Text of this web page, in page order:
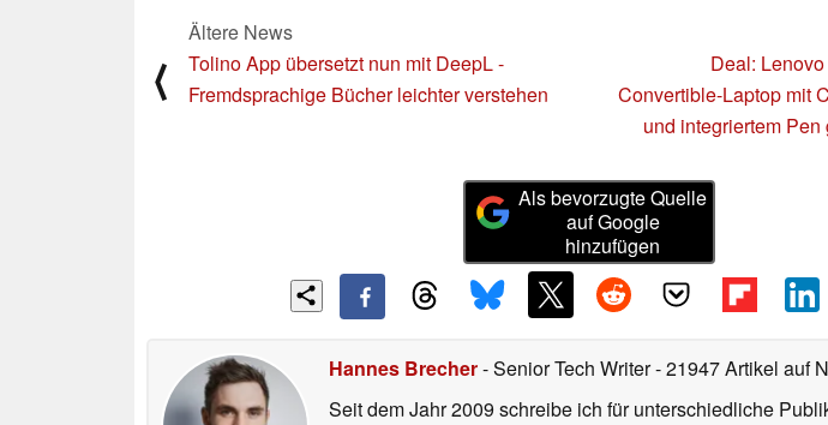
⟨
Ältere News
Tolino App übersetzt nun mit DeepL -
Fremdsprachige Bücher leichter verstehen
Deal:
Convertible-Laptop mit
und integriertem
Als bevorzugte Quelle
auf Google
hinzufügen
Hannes Brecher- Senior Tech Writer- 21947 Artikel auf
Seit dem Jahr 2009 schreibe ich für unterschiedliche